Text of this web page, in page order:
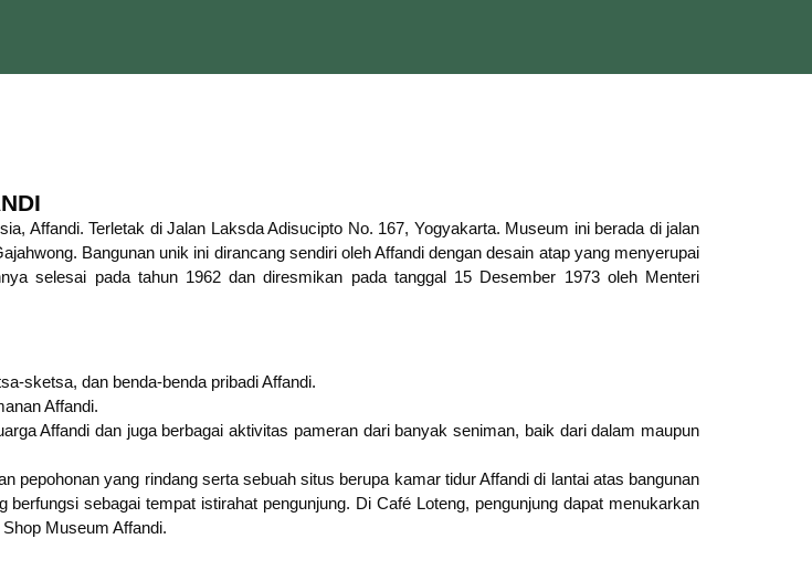
Affandi. Terletak di Jalan Laksda Adisucipto No. 167, Yogyakarta. Museum ini berada di jalan
Bangunan unik ini dirancang sendiri oleh Affandi dengan desain atap yang menyerupai
selesai pada tahun 1962 dan diresmikan pada tanggal 15 Desember 1973 oleh Menteri
sketsa, dan benda-benda pribadi Affandi.
Affandi.
Affandi dan juga berbagai aktivitas pameran dari banyak seniman, baik dari dalam maupun
pepohonan yang rindang serta sebuah situs berupa kamar tidur Affandi di lantai atas bangunan
berfungsi sebagai tempat istirahat pengunjung. Di Café Loteng, pengunjung dapat menukarkan
Museum Affandi.